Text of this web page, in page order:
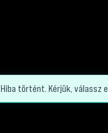
Hiba történt. Kérjük, válassz